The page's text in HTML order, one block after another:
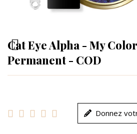
Cat Eye Alpha - My
Permanent - COD
     Donnez